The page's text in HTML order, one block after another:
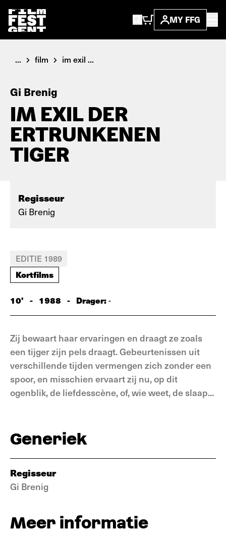
MY FFG
... film im exil ...
Gi Brenig
IM EXIL DER
ERTRUNKENEN
TIGER
Regisseur
Gi Brenig
EDITIE 1989
Kortfilms
10' - 1988 - Drager:-
Zij bewaart haar ervaringen en draagt ze zoals
een tijger zijn pels draagt. Gebeurtenissen uit
verschillende tijden vermengen zich zonder een
spoor, en misschien ervaart zij nu, op dit
ogenblik, de liefdesscène, of, wie weet, de slaap...
Generiek
Regisseur
Gi Brenig
Meer informatie